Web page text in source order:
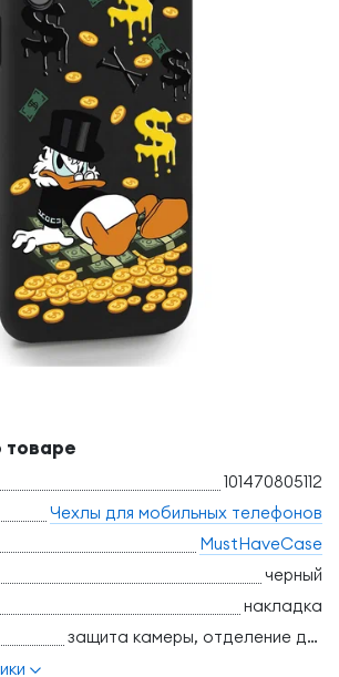
101470805112
Чехлы для мобильных телефонов
MustHaveCase
черный
накладка
защита камеры, отделение для банковских карт, ударопрочный, усиленные углы